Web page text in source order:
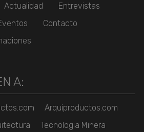
Actualidad
Entrevistas
Contacto
A:
Arquiproductos.com
Tecnologia Minera